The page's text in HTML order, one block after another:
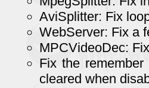
AviSplitter: Fix
WebServer: Fix a
MPCVideoDec:
Fix the
cleared when